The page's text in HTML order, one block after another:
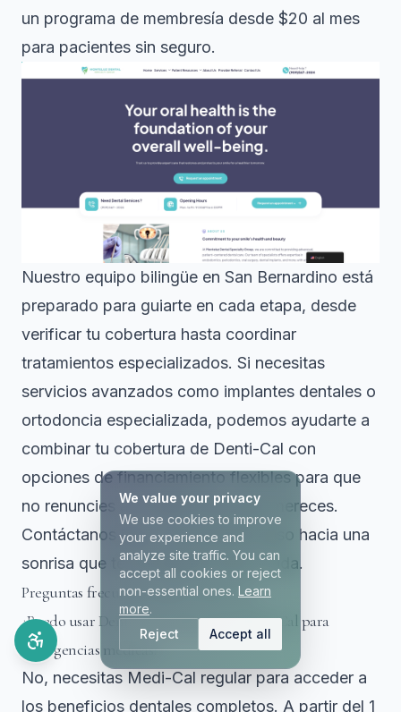
un programa de membresía desde $20 al mes
para pacientes sin seguro.
Nuestro equipo bilingüe en San Bernardino está
preparado para guiarte en cada etapa, desde
verificar tu cobertura hasta coordinar
tratamientos especializados. Si necesitas
servicios avanzados como implantes dentales o
ortodoncia especializada, podemos ayudarte a
combinar tu cobertura de Denti-Cal con
opciones de financiamiento flexibles para que
no renuncies a la salud bucal que mereces.
Contáctanos hoy y da el primer paso hacia una
sonrisa que te acompañe toda la vida.
Preguntas frecuentes sobre Denti-Cal
¿Puedo usar Denti-Cal si solo tengo Medi-Cal para
emergencias médicas?
No, necesitas Medi-Cal regular para acceder a
los beneficios dentales completos. A partir del 1
We value your privacy
We use cookies to improve
your experience and
analyze site traffic. You can
accept all cookies or reject
non-essential ones. Learn
more.
Reject
Accept all